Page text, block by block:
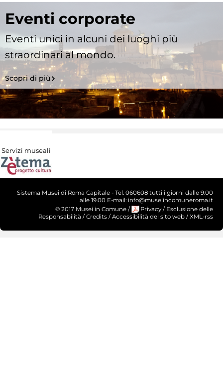
Eventi corporate
Eventi unici in alcuni dei luoghi più
straordinari al mondo.
Scopri di più
Servizi museali
Sistema Musei di Roma Capitale - Tel. 060608 tutti i giorni dalle 9.00
alle 19.00 E-mail: info@museiincomuneroma.it
© 2017 Musei in Comune / Privacy / Esclusione delle
Responsabilità / Credits / Accessibilità del sito web / XML-rss